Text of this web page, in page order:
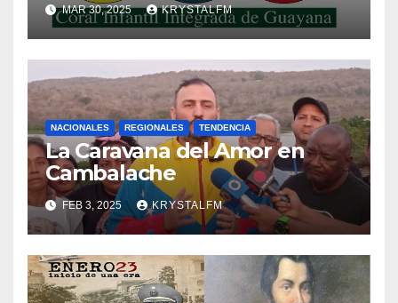
MAR 30, 2025 KRYSTALFM
NACIONALES REGIONALES TENDENCIA
La Caravana del Amor en
Cambalache
FEB 3, 2025 KRYSTALFM